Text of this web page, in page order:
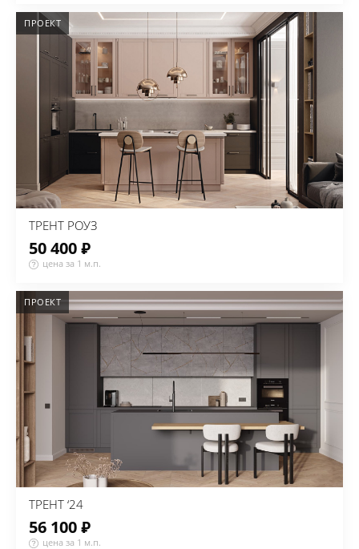
ПРОЕКТ
ТРЕНТ РОУЗ
50 400 ₽
цена за 1 м.п.
ПРОЕКТ
ТРЕНТ ‘24
56 100 ₽
цена за 1 м.п.